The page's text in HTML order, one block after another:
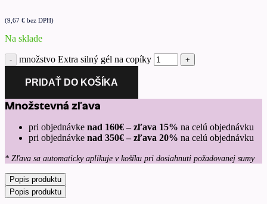
(9,67 € bez DPH)
Na sklade
množstvo Extra silný gél na copíky
PRIDAŤ DO KOŠÍKA
Množstevná zľava
pri objednávke nad 160€ – zľava 15% na celú objednávku
pri objednávke nad 350€ – zľava 20% na celú objednávku
* Zľava sa automaticky aplikuje v košíku pri dosiahnuti požadovanej sumy
Popis produktu
Popis produktu